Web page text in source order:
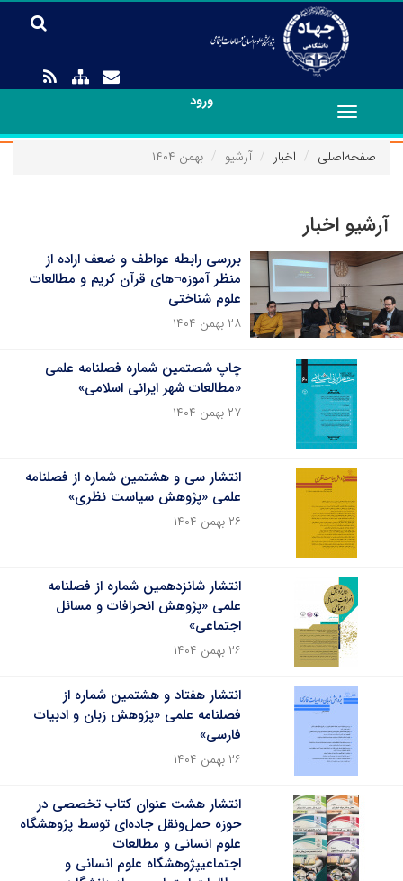
ورود
Toggle
navigation
صفحه‌اصلی
اخبار آرشیو بهمن ۱۴۰۴
آرشیو اخبار
بررسی رابطه عواطف و ضعف اراده از
منظر آموزه¬های قرآن کریم و مطالعات
علوم شناختی
۲۸ بهمن ۱۴۰۴
چاپ شصتمین شماره فصلنامه علمی
«مطالعات شهر ایرانی اسلامی»
۲۷ بهمن ۱۴۰۴
انتشار سی و هشتمین شماره از فصلنامه
علمی «پژوهش سیاست نظری»
۲۶ بهمن ۱۴۰۴
انتشار شانزدهمین شماره از فصلنامه
علمی «پژوهش انحرافات و مسائل
اجتماعی»
۲۶ بهمن ۱۴۰۴
انتشار هفتاد و هشتمین شماره از
فصلنامه علمی «پژوهش زبان و ادبیات
فارسی»
۲۶ بهمن ۱۴۰۴
انتشار هشت عنوان کتاب تخصصی در
حوزه حمل‌ونقل جاده‌ای توسط پژوهشگاه
علوم انسانی و مطالعات
اجتماعیپژوهشگاه علوم انسانی و